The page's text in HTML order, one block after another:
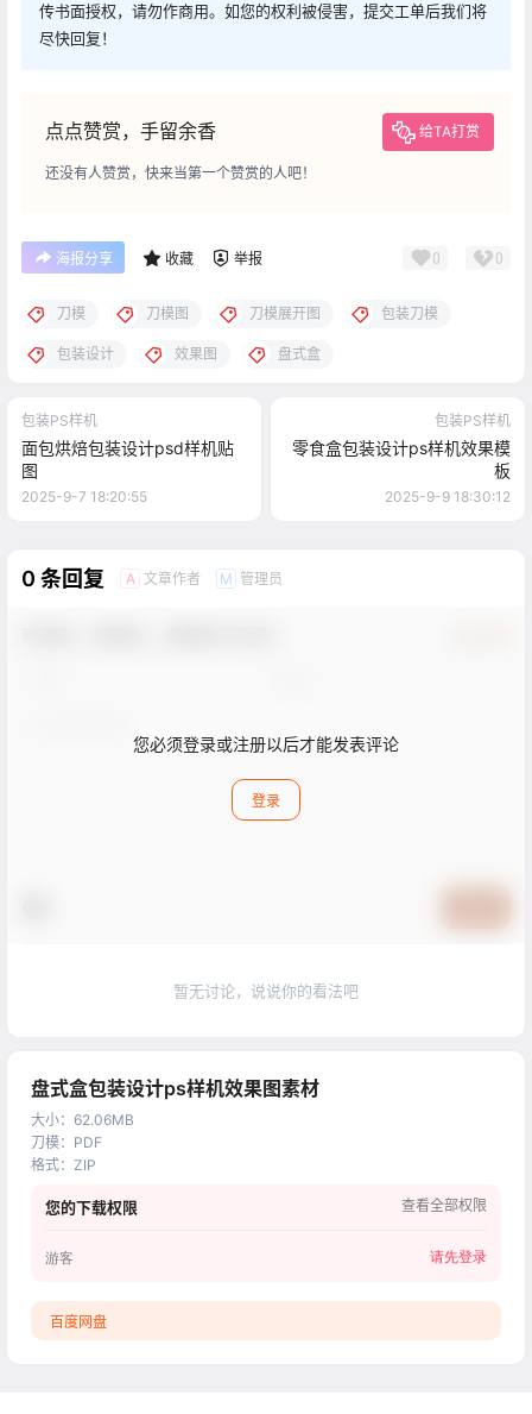
传书面授权，请勿作商用。如您的权利被侵害，提交工单后我们将
尽快回复！
点点赞赏，手留余香 给TA打赏
还没有人赞赏，快来当第一个赞赏的人吧！
海报分享 收藏 举报 0 0
刀模 刀模图 刀模展开图 包装刀模
包装设计 效果图 盘式盒
包装PS样机
面包烘焙包装设计psd样机贴
图
2025-9-7 18:20:55
包装PS样机
零食盒包装设计ps样机效果模
板
2025-9-9 18:30:12
0 条回复 A 文章作者 M 管理员
您必须登录或注册以后才能发表评论
登录
暂无讨论，说说你的看法吧
盘式盒包装设计ps样机效果图素材
大小： 62.06MB
刀模： PDF
格式： ZIP
您的下载权限 查看全部权限
游客 请先登录
百度网盘